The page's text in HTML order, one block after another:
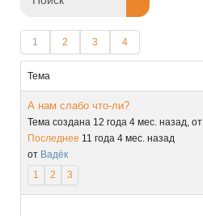
1 2 3 4
Тема
А нам слабо что-ли?
Тема создана 12 года 4 мес. назад, от
Последнее 11 года 4 мес. назад
от Вадёк
1 2 3